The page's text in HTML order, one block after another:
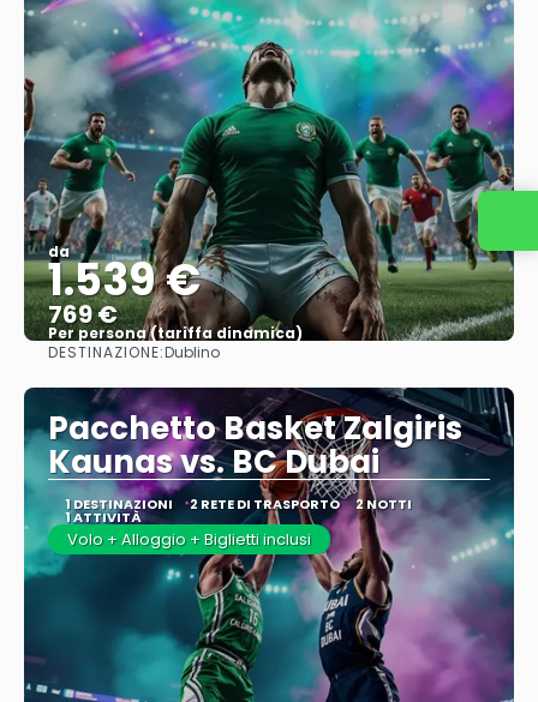
da
1.539 €
769 €
Per persona (tariffa dinamica)
Vedere di più
DESTINAZIONE:Dublino
Pacchetto Basket Zalgiris
Kaunas vs. BC Dubai
1 DESTINAZIONI 2 RETE DI TRASPORTO 2 NOTTI
1 ATTIVITÀ
Volo + Alloggio + Biglietti inclusi